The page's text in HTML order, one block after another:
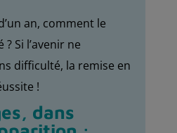
an, comment le
Si l’avenir ne
difficulté, la remise en
!
dans